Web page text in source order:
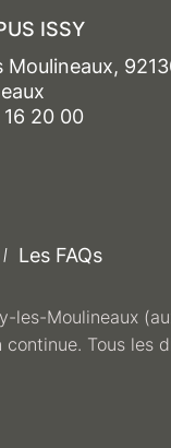
ISSY
Moulineaux,
16 20 00
Les FAQs
les-Moulineaux
Tous les